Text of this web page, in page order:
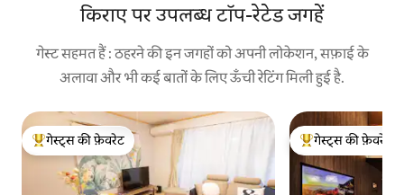
किराए पर उपलब्ध टॉप-रेटेड जगहें
गेस्ट सहमत हैं : ठहरने की इन जगहों को अपनी लोकेशन, सफ़ाई के
अलावा और भी कई बातों के लिए ऊँची रेटिंग मिली हुई है.
गेस्ट्स का टॉप फ़ेवरेट
गेस्ट्स की फ़ेवरेट
गेस्ट्स का टॉप फ़ेवरेट
गेस्ट्स की फ़ेवरेट